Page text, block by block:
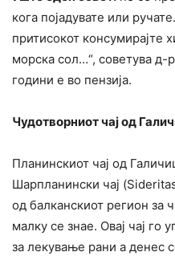
кога појадувате или
притисокот консумирајте
морска сол…“, советува д-
години е во пензија.
Чудотворниот чај од
Планинскиот чај од
Шарпланински чај
од балканскиот регион за
малку се знае. Овај чај го
за лекување рани а денес